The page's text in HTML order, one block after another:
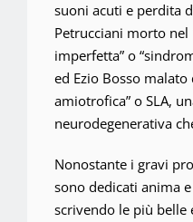
suoni acuti e perdita
Petrucciani morto nel
imperfetta” o
ed Ezio Bosso malato
amiotrofica” o SLA,
neurodegenerativa
Nonostante i gravi
sono dedicati anima
scrivendo le più belle